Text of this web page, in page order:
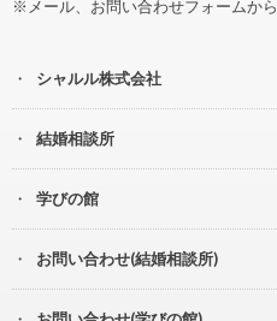
※メール、お問い合わせフォームか
シャルル株式会社
結婚相談所
学びの館
お問い合わせ(結婚相談所)